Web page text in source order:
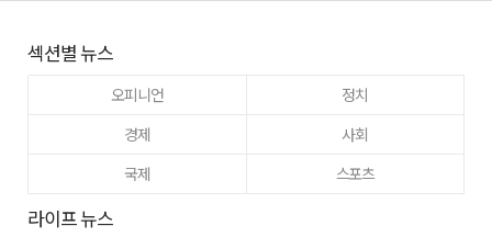
섹션별 뉴스
오피니언
정치
경제
사회
국제
스포츠
라이프 뉴스